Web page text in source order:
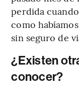
perdida
como
sin seguro de
¿Existen
conocer?